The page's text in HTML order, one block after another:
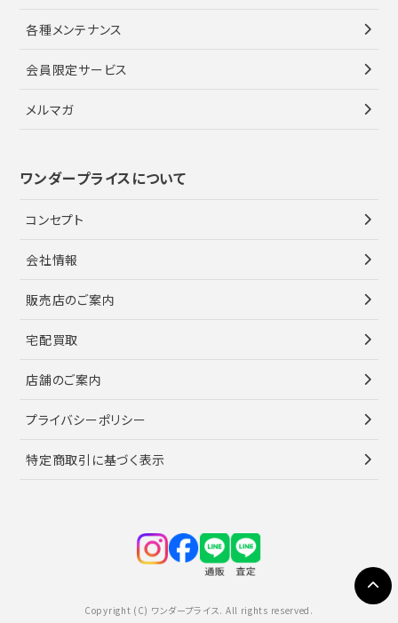
各種メンテナンス
会員限定サービス
メルマガ
ワンダープライスについて
コンセプト
会社情報
販売店のご案内
宅配買取
店舗のご案内
プライバシーポリシー
特定商取引に基づく表示
Copyright (C) ワンダープライス. All rights reserved.